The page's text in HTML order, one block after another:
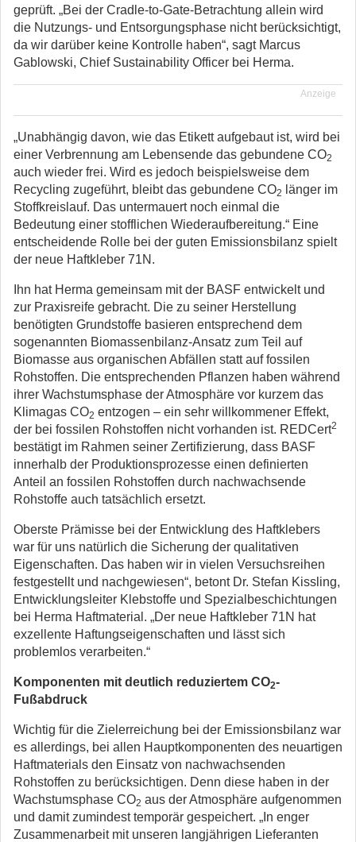
geprüft. „Bei der Cradle-to-Gate-Betrachtung allein wird
die Nutzungs- und Entsorgungsphase nicht berücksichtigt,
da wir darüber keine Kontrolle haben“, sagt Marcus
Gablowski, Chief Sustainability Officer bei Herma.
Anzeige
„Unabhängig davon, wie das Etikett aufgebaut ist, wird bei
einer Verbrennung am Lebensende das gebundene CO2
auch wieder frei. Wird es jedoch beispielsweise dem
Recycling zugeführt, bleibt das gebundene CO2
länger im
Stoffkreislauf. Das untermauert noch einmal die
Bedeutung einer stofflichen Wiederaufbereitung.“ Eine
entscheidende Rolle bei der guten Emissionsbilanz spielt
der neue Haftkleber 71N.
Ihn hat Herma gemeinsam mit der BASF entwickelt und
zur Praxisreife gebracht. Die zu seiner Herstellung
benötigten Grundstoffe basieren entsprechend dem
sogenannten Biomassenbilanz-Ansatz zum Teil auf
Biomasse aus organischen Abfällen statt auf fossilen
Rohstoffen. Die entsprechenden Pflanzen haben während
ihrer Wachstumsphase der Atmosphäre vor kurzem das
Klimagas CO2 entzogen – ein sehr willkommener Effekt,
der bei fossilen Rohstoffen nicht vorhanden ist. REDCert2
bestätigt im Rahmen seiner Zertifizierung, dass BASF
innerhalb der Produktionsprozesse einen definierten
Anteil an fossilen Rohstoffen durch nachwachsende
Rohstoffe auch tatsächlich ersetzt.
Oberste Prämisse bei der Entwicklung des Haftklebers
war für uns natürlich die Sicherung der qualitativen
Eigenschaften. Das haben wir in vielen Versuchsreihen
festgestellt und nachgewiesen“, betont Dr. Stefan Kissling,
Entwicklungsleiter Klebstoffe und Spezialbeschichtungen
bei Herma Haftmaterial. „Der neue Haftkleber 71N hat
exzellente Haftungseigenschaften und lässt sich
problemlos verarbeiten.“
Komponenten mit deutlich reduziertem CO2-
Fußabdruck
Wichtig für die Zielerreichung bei der Emissionsbilanz war
es allerdings, bei allen Hauptkomponenten des neuartigen
Haftmaterials den Einsatz von nachwachsenden
Rohstoffen zu berücksichtigen. Denn diese haben in der
Wachstumsphase CO2 aus der Atmosphäre aufgenommen
und damit zumindest temporär gespeichert. „In enger
Zusammenarbeit mit unseren langjährigen Lieferanten